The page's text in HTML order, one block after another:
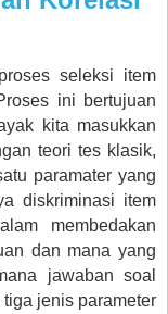
seleksi item
ini bertujuan
kita masukkan
teori tes klasik,
paramater yang
diskriminasi item
membedakan
dan mana yang
jawaban soal
jenis parameter